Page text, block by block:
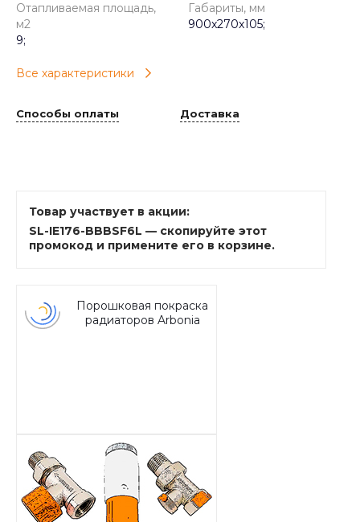
Отапливаемая площадь,
м2
9;
Габариты, мм
900x270x105;
Все характеристики
Способы оплаты Доставка
Товар участвует в акции:
SL-IE176-BBBSF6L — скопируйте этот
промокод и примените его в корзине.
Порошковая покраска
радиаторов Arbonia